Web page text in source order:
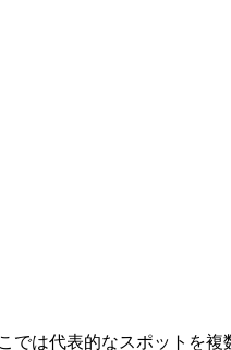
は代表的なスポットを